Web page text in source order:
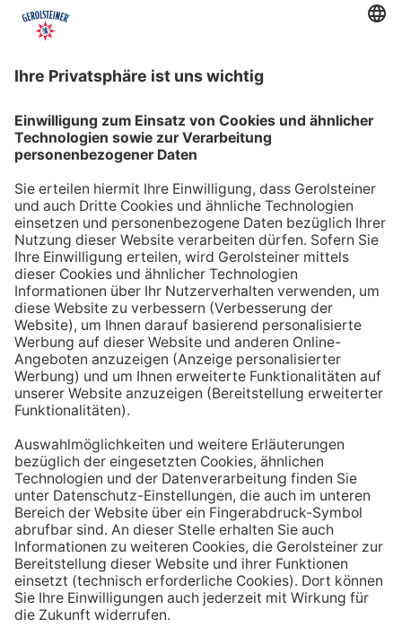
Ob bei der Arbeit oder während der Freizeit: Wasser
nicht vergisst. Denke daran, auch unterwegs immer
etwas Wasser dabei zu haben. Kleine PET-Flaschen mit
hinnehmen.
Tipp #2: Trinke direkt nach dem Aufstehen
Über Nacht verliert dein Körper Flüssigkeit. Um gut in
den Tag zu starten, solltest du deshalb direkt nach dem
Aufstehen ein großes Glas Wasser trinken. Stelle dir
zum Beispiel eine Flasche Mineralwasser direkt ans
Bett, damit du dieses kleine Morgenritual sofort
durchführen kannst.
Tipp #3: Vor und während jeder Mahlzeit
ein Glas Wasser trinken
Dadurch verknüpfst du das Trinken mit einem Ereignis.
einer Mahlzeit trinken, unterstützt du außerdem die
Produktion von Verdauungssäften. Zusätzlich fördert
das Trinken während des Essens das Sättigungsgefühl.
Tipp #4: Peppe dein Wasser auf
Wenn dir der Geschmack von purem Mineralwasser
nicht reichen sollte, dann kannst du deine Getränke mit
einfachen Mitteln verfeinern. Mische dir einfach